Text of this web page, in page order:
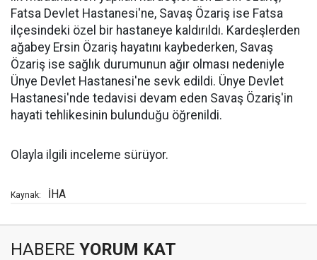
Fatsa Devlet Hastanesi'ne, Savaş Özariş ise Fatsa
ilçesindeki özel bir hastaneye kaldırıldı. Kardeşlerden
ağabey Ersin Özariş hayatını kaybederken, Savaş
Özariş ise sağlık durumunun ağır olması nedeniyle
Ünye Devlet Hastanesi'ne sevk edildi. Ünye Devlet
Hastanesi'nde tedavisi devam eden Savaş Özariş'in
hayati tehlikesinin bulunduğu öğrenildi.
Olayla ilgili inceleme sürüyor.
Kaynak: İHA
HABERE YORUM KAT